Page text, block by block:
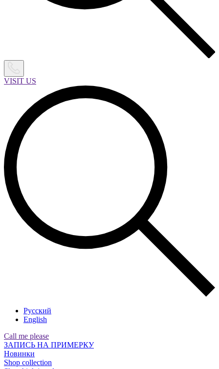
VISIT US
Русский
English
Call me please
ЗАПИСЬ НА ПРИМЕРКУ
Новинки
Shop collection